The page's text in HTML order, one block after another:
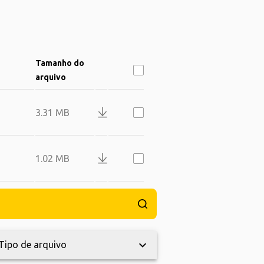
Tamanho do
arquivo
3.31 MB
1.02 MB
de arquivo keyboard_arrow_down